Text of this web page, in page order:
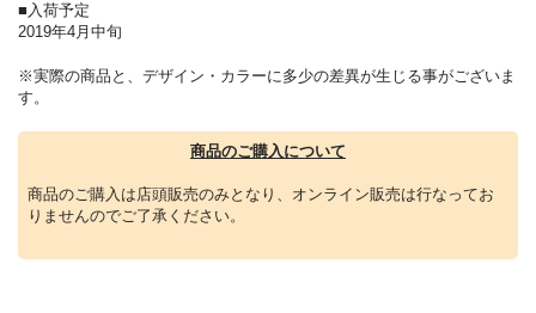
■入荷予定
2019年4月中旬
※実際の商品と、デザイン・カラーに多少の差異が生じる事がございま
す。
商品のご購入について
商品のご購入は店頭販売のみとなり、オンライン販売は行なってお
りませんのでご了承ください。